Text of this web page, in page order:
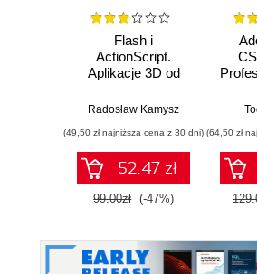
Flash i
ActionScript.
Aplikacje 3D od
Radosław Kamysz
(49,50 zł najniższa cena z 30 dni)
52.47 zł
99.00zł (-47%)
(64,50 zł